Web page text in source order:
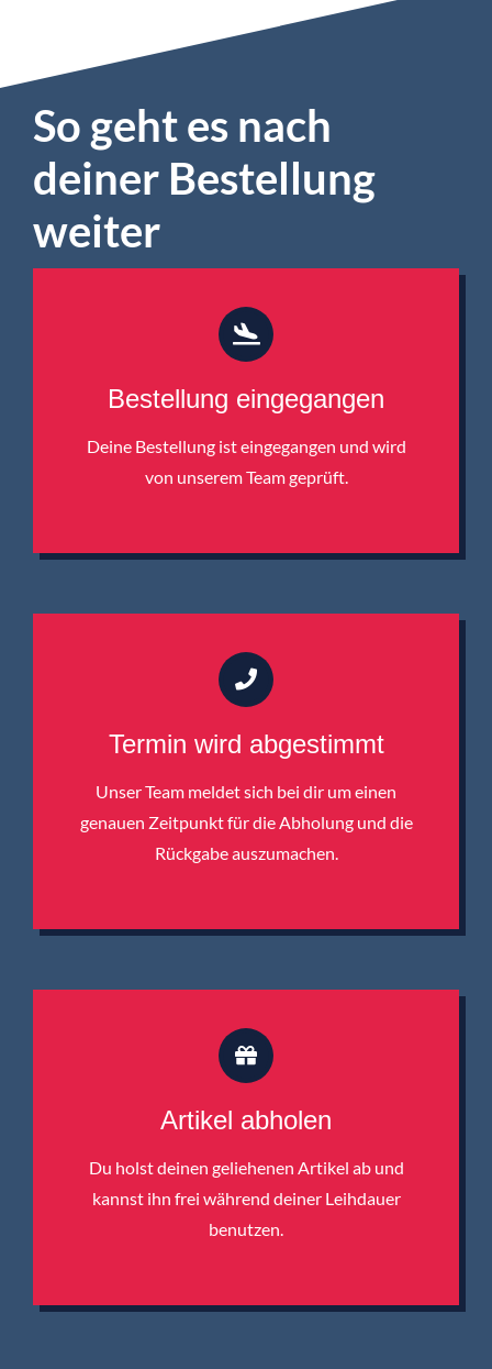
So geht es nach
deiner Bestellung
weiter
Bestellung eingegangen
Deine Bestellung ist eingegangen und wird
von unserem Team geprüft.
Termin wird abgestimmt
Unser Team meldet sich bei dir um einen
genauen Zeitpunkt für die Abholung und die
Rückgabe auszumachen.
Artikel abholen
Du holst deinen geliehenen Artikel ab und
kannst ihn frei während deiner Leihdauer
benutzen.